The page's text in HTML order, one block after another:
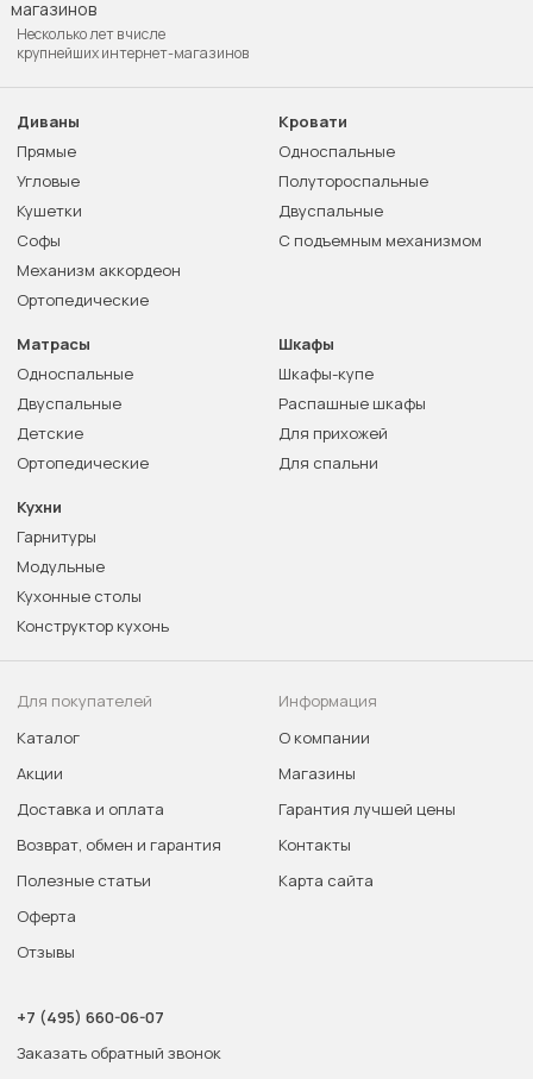
Несколько лет в числе
крупнейших интернет-магазинов
Диваны
Прямые
Угловые
Кушетки
Софы
Механизм аккордеон
Ортопедические
Кровати
Односпальные
Полутороспальные
Двуспальные
С подъемным механизмом
Матрасы
Односпальные
Двуспальные
Детские
Ортопедические
Шкафы
Шкафы-купе
Распашные шкафы
Для прихожей
Для спальни
Кухни
Гарнитуры
Модульные
Кухонные столы
Конструктор кухонь
Для покупателей
Каталог
Акции
Доставка и оплата
Возврат, обмен и гарантия
Полезные статьи
Оферта
Отзывы
Информация
О компании
Магазины
Гарантия лучшей цены
Контакты
Карта сайта
+7 (495) 660-06-07
Заказать обратный звонок